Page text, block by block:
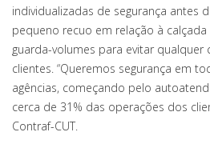
individualizadas de segurança antes
pequeno recuo em relação à
guarda-volumes para evitar qualquer
clientes. “Queremos segurança em
agências, começando pelo
cerca de 31% das operações dos
Contraf-CUT.